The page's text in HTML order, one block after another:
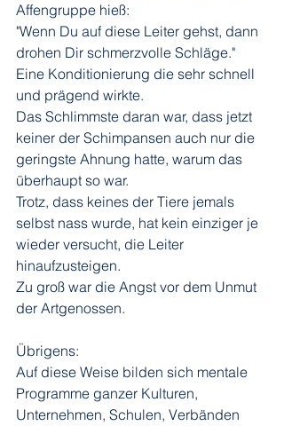
Affengruppe hieß:
"Wenn Du auf diese Leiter gehst, dann
drohen Dir schmerzvolle Schläge."
Eine Konditionierung die sehr schnell
und prägend wirkte.
Das Schlimmste daran war, dass jetzt
keiner der Schimpansen auch nur die
geringste Ahnung hatte, warum das
überhaupt so war.
Trotz, dass keines der Tiere jemals
selbst nass wurde, hat kein einziger je
wieder versucht, die Leiter
hinaufzusteigen.
Zu groß war die Angst vor dem Unmut
der Artgenossen.
Übrigens:
Auf diese Weise bilden sich mentale
Programme ganzer Kulturen,
Unternehmen, Schulen, Verbänden